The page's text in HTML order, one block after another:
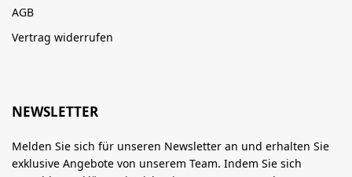
AGB
Vertrag widerrufen
NEWSLETTER
Melden Sie sich für unseren Newsletter an und erhalten Sie
exklusive Angebote von unserem Team. Indem Sie sich